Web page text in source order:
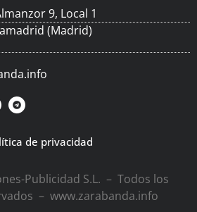
9, Local 1
(Madrid)
de privacidad
Publicidad S.L. – Todos los
– www.zarabanda.info